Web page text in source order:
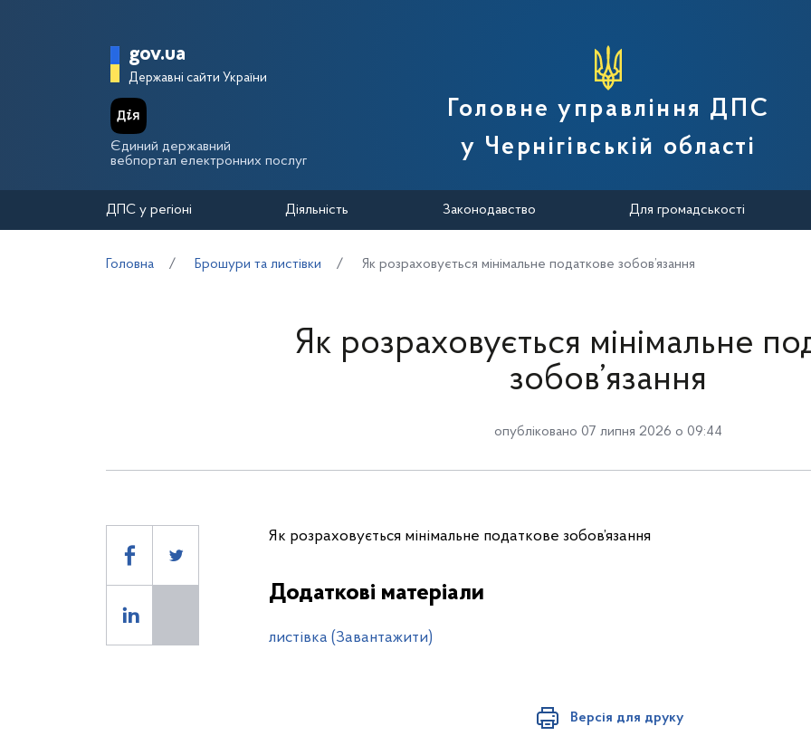
Головна сторінка Державної податкової служби України
gov.ua
Державні сайти України
Єдиний державний
вебпортал електронних послуг
Головне управління ДПС
у Чернігівській області
ДПС у регіоні Діяльність Законодавство Для громадськості
Головна Брошури та листівки Як розраховується мінімальне податкове зобов’язання
Як розраховується мінімальне
зобов’язання
опубліковано 07 липня 2026 о 09:44
Як розраховується мінімальне податкове зобов’язання
Додаткові матеріали
листівка (Завантажити)
Версія для друку